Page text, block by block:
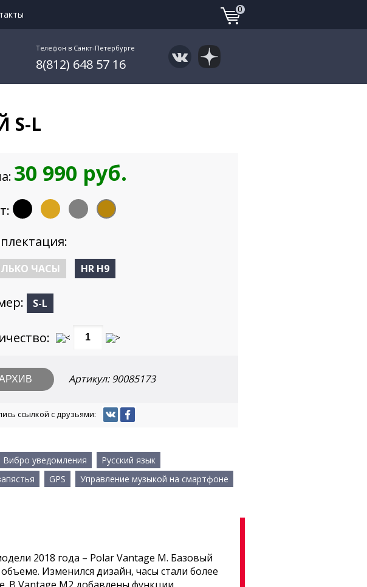
0
Телефон в Санкт-Петербурге
8(812) 648 57 16
S-L
30 990 руб.
ЧАСЫ HR H9
S-L
Артикул:90085173
ссылкой с друзьями:
Вибро уведомления
Русский язык
GPS Управление музыкой на смартфоне
2018 года – Polar Vantage M. Базовый
Изменился дизайн, часы стали более